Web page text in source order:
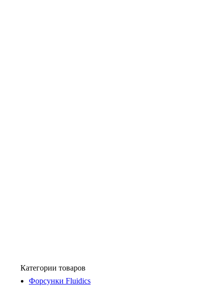
Категории товаров
Форсунки Fluidics